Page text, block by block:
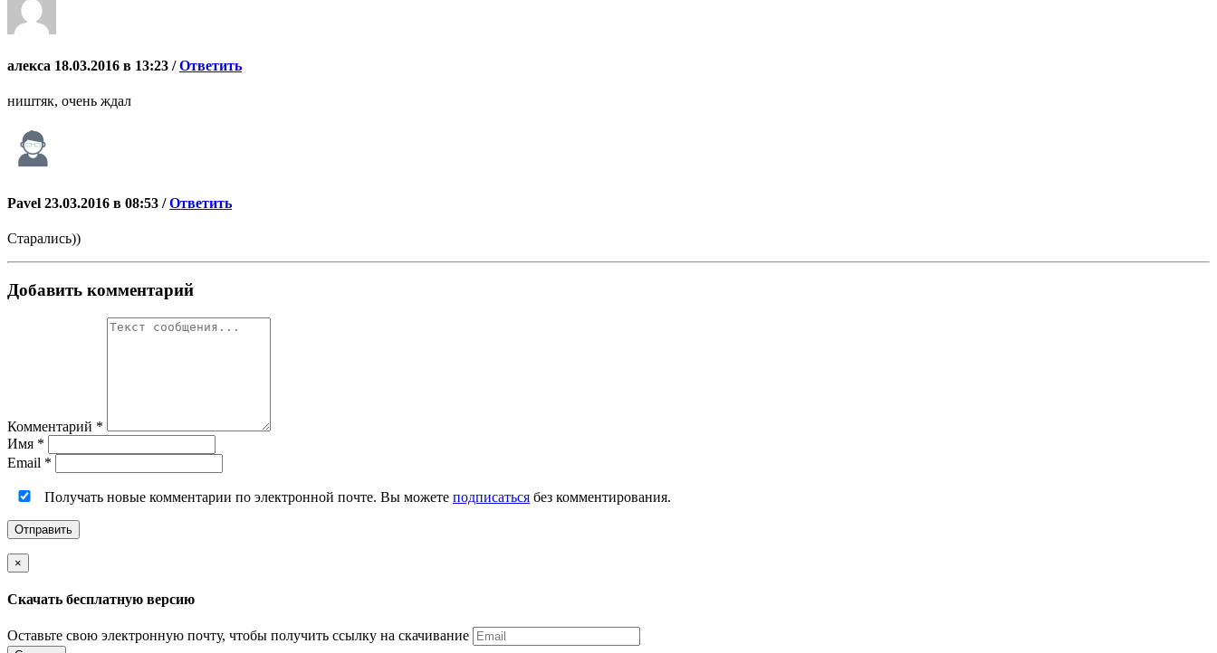
алекса 18.03.2016 в 13:23 /Ответить
ништяк, очень ждал
Pavel 23.03.2016 в 08:53 /Ответить
Старались))
Добавить комментарий
Комментарий *
Имя *
Email *
Получать новые комментарии по электронной почте. Вы можете подписаться без комментирования.
×
Скачать бесплатную версию
Оставьте свою электронную почту, чтобы получить ссылку на скачивание